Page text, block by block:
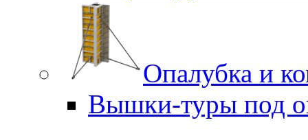
Опалубка и
Вышки-туры под